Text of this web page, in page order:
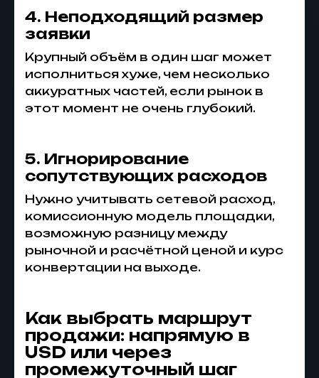
4. Неподходящий размер
заявки
Крупный объём в один шаг может
исполниться хуже, чем несколько
аккуратных частей, если рынок в
этот момент не очень глубокий.
5. Игнорирование
сопутствующих расходов
Нужно учитывать сетевой расход,
комиссионную модель площадки,
возможную разницу между
рыночной и расчётной ценой и курс
конвертации на выходе.
Как выбрать маршрут
продажи: напрямую в
USD или через
промежуточный шаг